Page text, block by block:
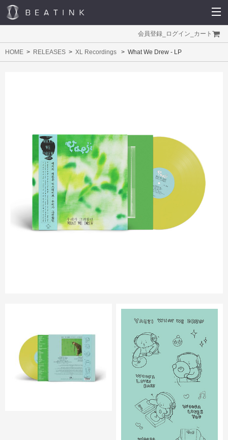
会員登録 ログイン カート
HOME RELEASES XL Recordings What We Drew - LP